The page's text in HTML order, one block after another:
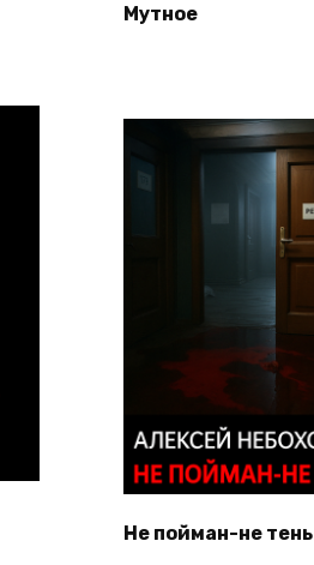
Мутное
Не пойман-не тень